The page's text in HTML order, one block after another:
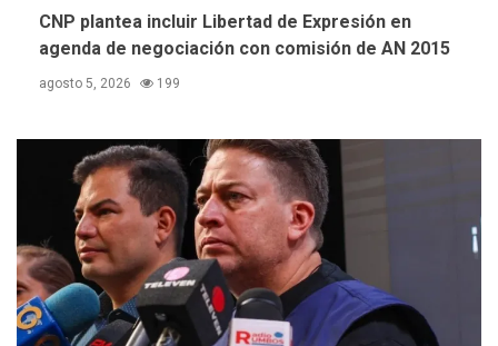
CNP plantea incluir Libertad de Expresión en
agenda de negociación con comisión de AN 2015
agosto 5, 2026 199